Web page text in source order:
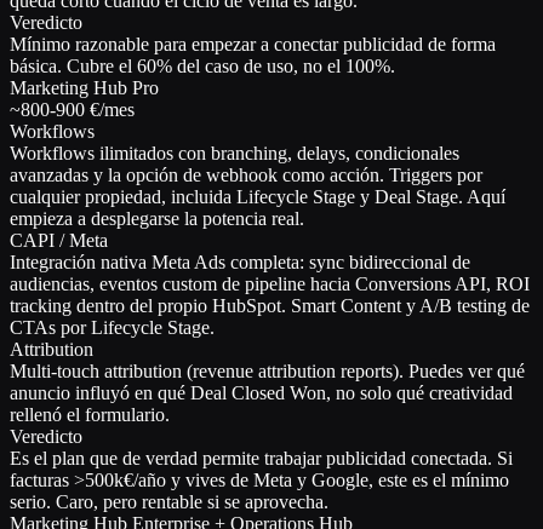
Veredicto
Mínimo razonable para empezar a conectar publicidad de forma
básica. Cubre el 60% del caso de uso, no el 100%.
Marketing Hub Pro
~800-900 €/mes
Workflows
Workflows ilimitados con branching, delays, condicionales
avanzadas y la opción de webhook como acción. Triggers por
cualquier propiedad, incluida Lifecycle Stage y Deal Stage. Aquí
empieza a desplegarse la potencia real.
CAPI / Meta
Integración nativa Meta Ads completa: sync bidireccional de
audiencias, eventos custom de pipeline hacia Conversions API, ROI
tracking dentro del propio HubSpot. Smart Content y A/B testing de
CTAs por Lifecycle Stage.
Attribution
Multi-touch attribution (revenue attribution reports). Puedes ver qué
anuncio influyó en qué Deal Closed Won, no solo qué creatividad
rellenó el formulario.
Veredicto
Es el plan que de verdad permite trabajar publicidad conectada. Si
facturas >500k€/año y vives de Meta y Google, este es el mínimo
serio. Caro, pero rentable si se aprovecha.
Marketing Hub Enterprise + Operations Hub